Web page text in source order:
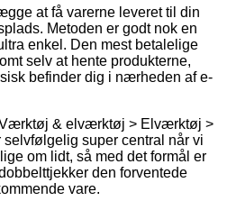
at få varerne leveret til din
Metoden er godt nok en
enkel. Den mest betalelige
selv at hente produkterne,
befinder dig i nærheden af e-
& elværktøj > Elværktøj >
super central når vi
om lidt, så med det formål er
den forventede
vare.